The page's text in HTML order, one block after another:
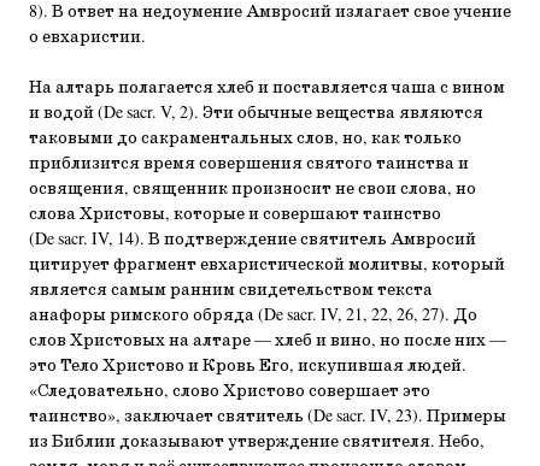
8). В ответ на недоумение Амвросий излагает свое учение
о евхаристии.
На алтарь полагается хлеб и поставляется чаша с вином
и водой (De sacr. V, 2). Эти обычные вещества являются
таковыми до сакраментальных слов, но, как только
приблизится время совершения святого таинства и
освящения, священник произносит не свои слова, но
слова Христовы, которые и совершают таинство
(De sacr. IV, 14). В подтверждение святитель Амвросий
цитирует фрагмент евхаристической молитвы, который
является самым ранним свидетельством текста
анафоры римского обряда (De sacr. IV, 21, 22, 26, 27). До
слов Христовых на алтаре — хлеб и вино, но после них —
это Тело Христово и Кровь Его, искупившая людей.
«Следовательно, слово Христово совершает это
таинство», заключает святитель (De sacr. IV, 23). Примеры
из Библии доказывают утверждение святителя. Небо,